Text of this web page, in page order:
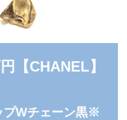
【CHANEL】
プWチェーン黒※